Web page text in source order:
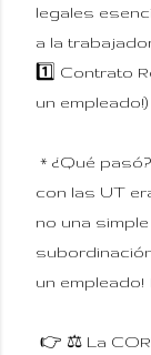
legales
a la
1️⃣ Contrato
un
* ¿Qué
con las UT
no una
un empleado!
👉 ⚖️ La